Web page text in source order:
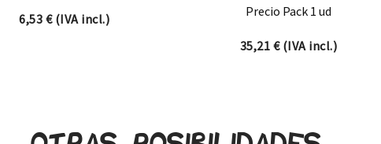
6,53 €(IVA incl.)
Precio Pack 1 ud
35,21 €(IVA incl.)